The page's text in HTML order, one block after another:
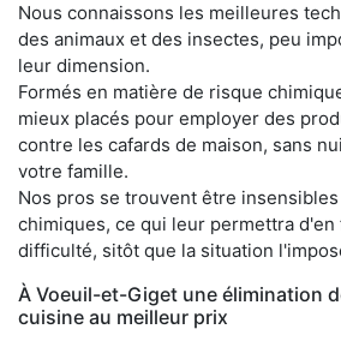
Nous connaissons les meilleures
des animaux et des insectes, peu
leur dimension.
Formés en matière de risque
mieux placés pour employer des
contre les cafards de maison, sans
votre famille.
Nos pros se trouvent être
chimiques, ce qui leur permettra d'en
difficulté, sitôt que la situation
À Voeuil-et-Giget une élimination
cuisine au meilleur prix